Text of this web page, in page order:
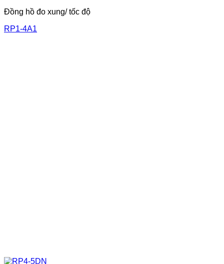
Đồng hồ đo xung/ tốc độ
RP1-4A1